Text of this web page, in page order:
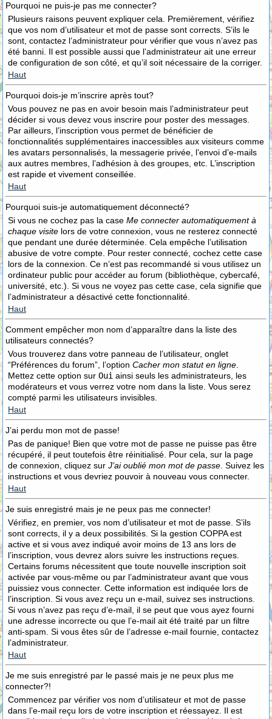
Pourquoi ne puis-je pas me connecter?
Plusieurs raisons peuvent expliquer cela. Premièrement, vérifiez
que vos nom d’utilisateur et mot de passe sont corrects. S’ils le
sont, contactez l’administrateur pour vérifier que vous n’avez pas
été banni. Il est possible aussi que l’administrateur ait une erreur
de configuration de son côté, et qu’il soit nécessaire de la corriger.
Haut
Pourquoi dois-je m’inscrire après tout?
Vous pouvez ne pas en avoir besoin mais l’administrateur peut
décider si vous devez vous inscrire pour poster des messages.
Par ailleurs, l’inscription vous permet de bénéficier de
fonctionnalités supplémentaires inaccessibles aux visiteurs comme
les avatars personnalisés, la messagerie privée, l’envoi d’e-mails
aux autres membres, l’adhésion à des groupes, etc. L’inscription
est rapide et vivement conseillée.
Haut
Pourquoi suis-je automatiquement déconnecté?
Si vous ne cochez pas la case Me connecter automatiquement à
chaque visite lors de votre connexion, vous ne resterez connecté
que pendant une durée déterminée. Cela empêche l’utilisation
abusive de votre compte. Pour rester connecté, cochez cette case
lors de la connexion. Ce n’est pas recommandé si vous utilisez un
ordinateur public pour accéder au forum (bibliothèque, cybercafé,
université, etc.). Si vous ne voyez pas cette case, cela signifie que
l’administrateur a désactivé cette fonctionnalité.
Haut
Comment empêcher mon nom d’apparaître dans la liste des
utilisateurs connectés?
Vous trouverez dans votre panneau de l’utilisateur, onglet
“Préférences du forum”, l’option Cacher mon statut en ligne
Mettez cette option sur Oui ainsi seuls les administrateurs, les
modérateurs et vous verrez votre nom dans la liste. Vous serez
compté parmi les utilisateurs invisibles.
Haut
J’ai perdu mon mot de passe!
Pas de panique! Bien que votre mot de passe ne puisse pas être
récupéré, il peut toutefois être réinitialisé. Pour cela, sur la page
de connexion, cliquez sur J’ai oublié mon mot de passe . Suivez les
instructions et vous devriez pouvoir à nouveau vous connecter.
Haut
Je suis enregistré mais je ne peux pas me connecter!
Vérifiez, en premier, vos nom d’utilisateur et mot de passe. S’ils
sont corrects, il y a deux possibilités. Si la gestion COPPA est
active et si vous avez indiqué avoir moins de 13 ans lors de
l’inscription, vous devrez alors suivre les instructions reçues.
Certains forums nécessitent que toute nouvelle inscription soit
activée par vous-même ou par l’administrateur avant que vous
puissiez vous connecter. Cette information est indiquée lors de
l’inscription. Si vous avez reçu un e-mail, suivez ses instructions.
Si vous n’avez pas reçu d’e-mail, il se peut que vous ayez fourni
une adresse incorrecte ou que l’e-mail ait été traité par un filtre
anti-spam. Si vous êtes sûr de l’adresse e-mail fournie, contactez
l’administrateur.
Haut
Je me suis enregistré par le passé mais je ne peux plus me
connecter?!
Commencez par vérifier vos nom d’utilisateur et mot de passe
dans l’e-mail reçu lors de votre inscription et réessayez. Il est